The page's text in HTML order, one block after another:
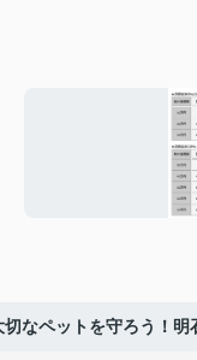
切なペットを守ろう！